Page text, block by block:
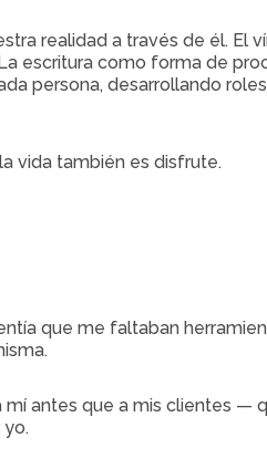
realidad a través de él. El
escritura como forma de
persona, desarrollando
vida también es disfrute.
que me faltaban
antes que a mis clientes —